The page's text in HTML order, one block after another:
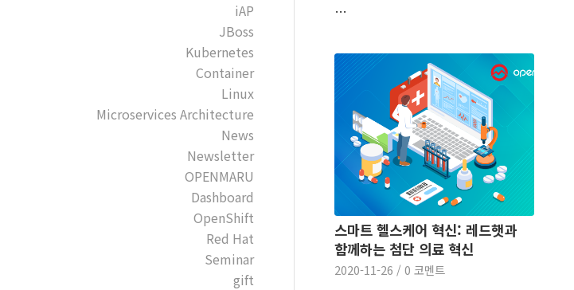
…
스마트 헬스케어 혁신: 레드햇과
함께하는 첨단 의료 혁신
2020-11-26 / 0 코멘트
iAP
JBoss
Kubernetes
Container
Linux
Microservices Architecture
News
Newsletter
OPENMARU
Dashboard
OpenShift
Red Hat
Seminar
gift